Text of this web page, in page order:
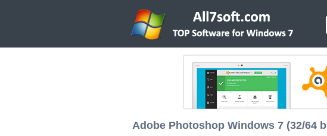
Adobe Photoshop Windows 7 (32/64